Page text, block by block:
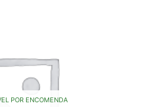
POR ENCOMENDA